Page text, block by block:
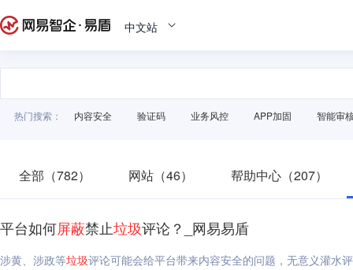
中文站
热门搜索： 内容安全 验证码 业务风控 APP加固 智能审
全部（782） 网站（46） 帮助中心（207）
平台如何屏蔽禁止垃圾评论？_网易易盾
涉黄、涉政等垃圾评论可能会给平台带来内容安全的问题，无意义灌水